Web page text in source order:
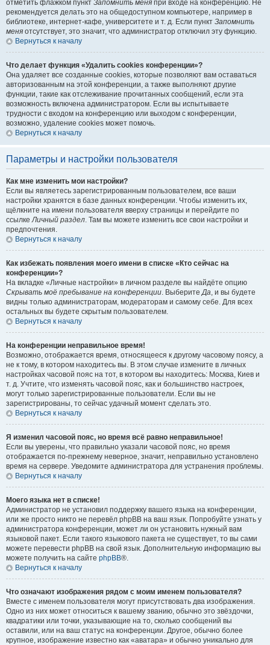
отметить флажком пункт Запомнить меня при входе на конференцию. Не
рекомендуется делать это на общедоступном компьютере, например в
библиотеке, интернет-кафе, университете и т. д. Если пункт Запомнить
меня отсутствует, это значит, что администратор отключил эту функцию.
Вернуться к началу
Что делает функция «Удалить cookies конференции»?
Она удаляет все созданные cookies, которые позволяют вам оставаться
авторизованным на этой конференции, а также выполняют другие
функции, такие как отслеживание прочитанных сообщений, если эта
возможность включена администратором. Если вы испытываете
трудности с входом на конференцию или выходом с конференции,
возможно, удаление cookies может помочь.
Вернуться к началу
Параметры и настройки пользователя
Как мне изменить мои настройки?
Если вы являетесь зарегистрированным пользователем, все ваши
настройки хранятся в базе данных конференции. Чтобы изменить их,
щёлкните на имени пользователя вверху страницы и перейдите по
ссылкеЛичный раздел. Там вы можете изменить все свои настройки и
предпочтения.
Вернуться к началу
Как избежать появления моего имени в списке «Кто сейчас на
конференции»?
На вкладке «Личные настройки» в личном разделе вы найдёте опцию
Скрывать моё пребывание на конференции. ВыберитеДа, и вы будете
видны только администраторам, модераторам и самому себе. Для всех
остальных вы будете скрытым пользователем.
Вернуться к началу
На конференции неправильное время!
Возможно, отображается время, относящееся к другому часовому поясу, а
не к тому, в котором находитесь вы. В этом случае измените в личных
настройках часовой пояс на тот, в котором вы находитесь: Москва, Киев и
т. д. Учтите, что изменять часовой пояс, как и большинство настроек,
могут только зарегистрированные пользователи. Если вы не
зарегистрированы, то сейчас удачный момент сделать это.
Вернуться к началу
Я изменил часовой пояс, но время всё равно неправильное!
Если вы уверены, что правильно указали часовой пояс, но время
отображается по-прежнему неверное, значит, неправильно установлено
время на сервере. Уведомите администратора для устранения проблемы.
Вернуться к началу
Моего языка нет в списке!
Администратор не установил поддержку вашего языка на конференции,
или же просто никто не перевёл phpBB на ваш язык. Попробуйте узнать у
администратора конференции, может ли он установить нужный вам
языковой пакет. Если такого языкового пакета не существует, то вы сами
можете перевести phpBB на свой язык. Дополнительную информацию вы
можете получить на сайте phpBB®.
Вернуться к началу
Что означают изображения рядом с моим именем пользователя?
Вместе с именем пользователя могут присутствовать два изображения.
Одно из них может относиться к вашему званию, обычно это звёздочки,
квадратики или точки, указывающие на то, сколько сообщений вы
оставили, или на ваш статус на конференции. Другое, обычно более
крупное, изображение известно как «аватара» и обычно уникально для